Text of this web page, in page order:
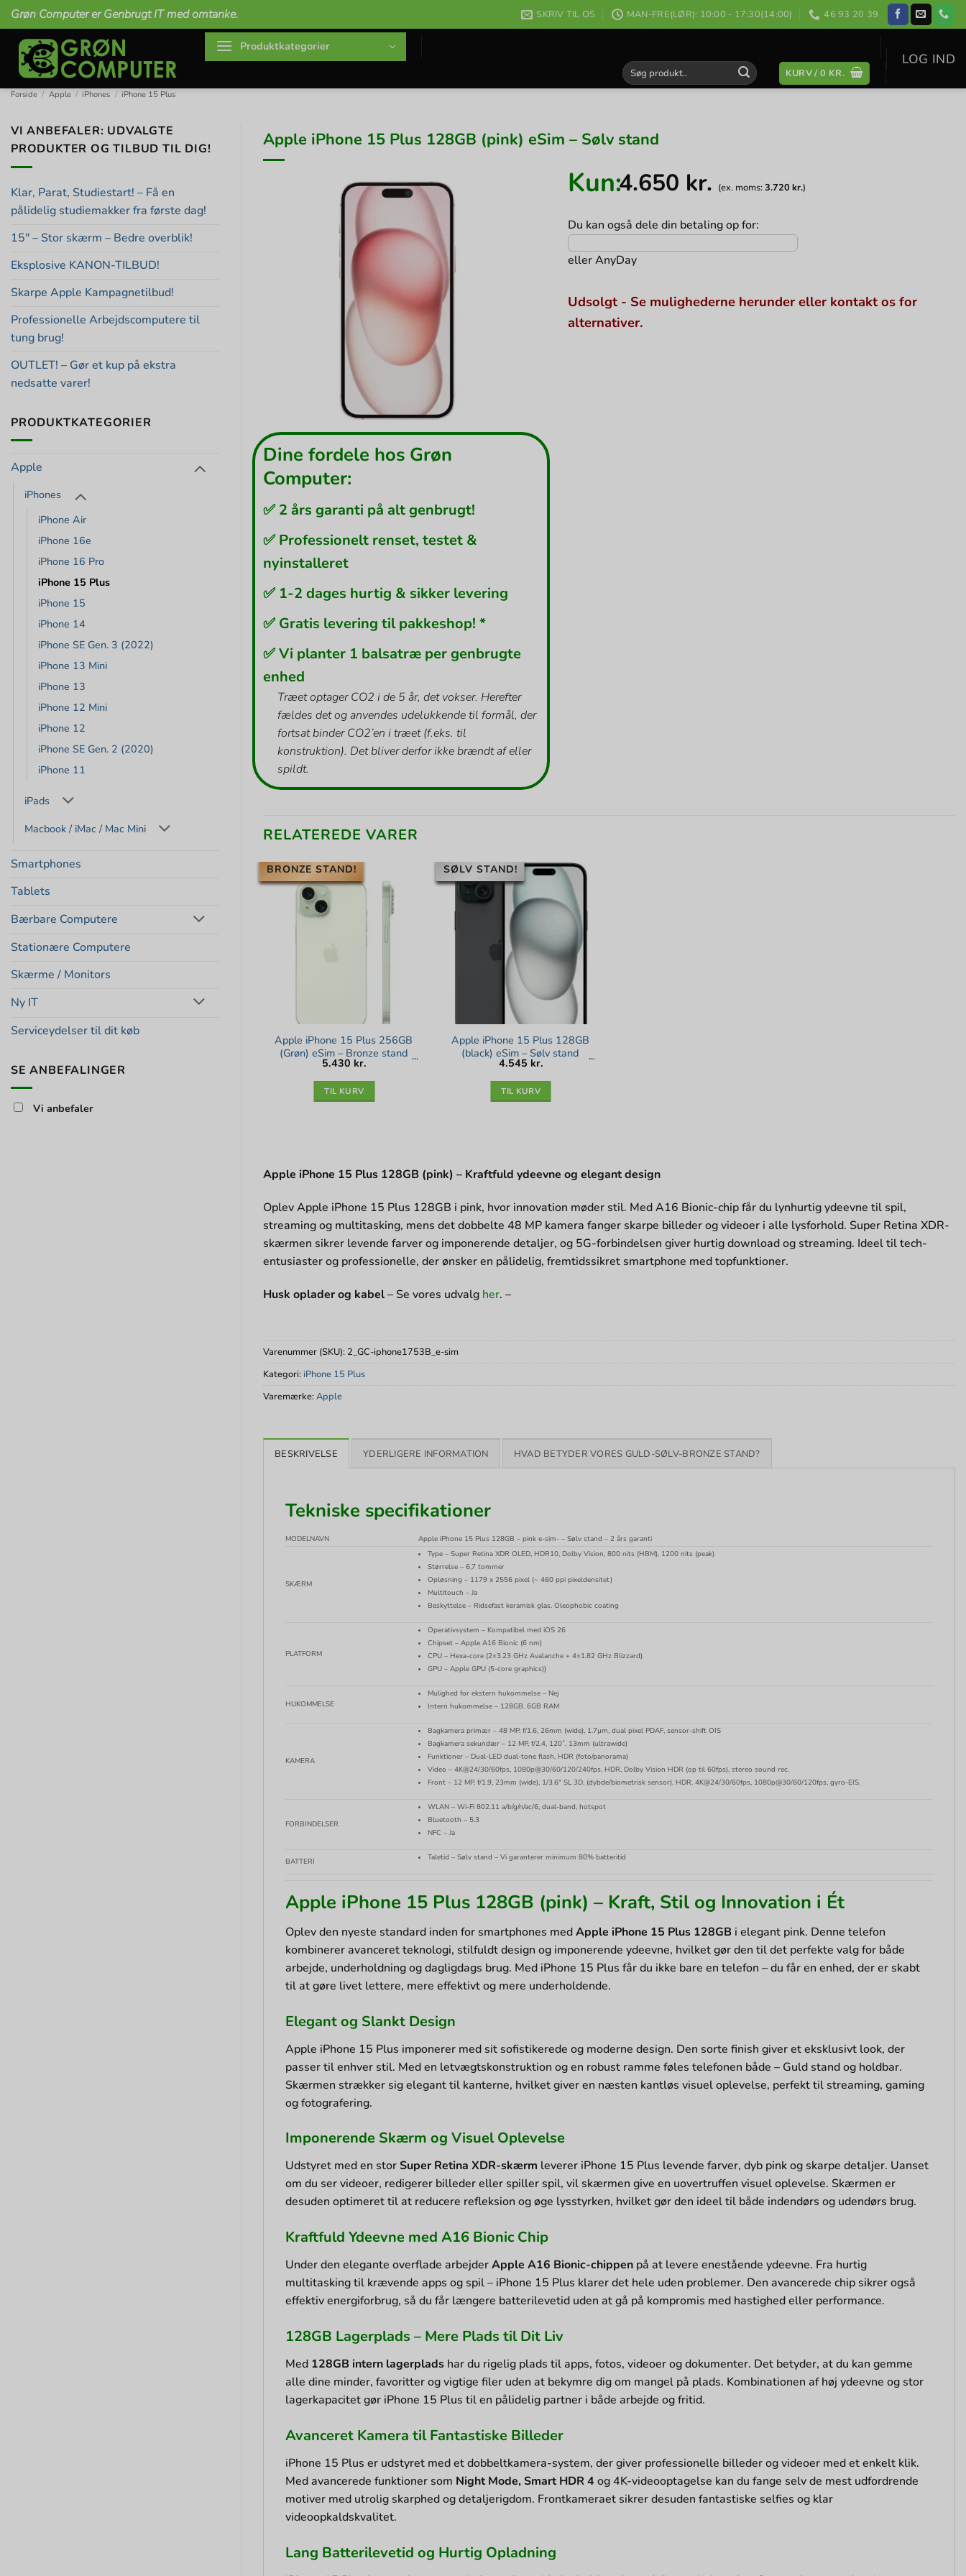
Fortsæt
til
indhold
Grøn Computer er Genbrugt IT med omtanke. SKRIV TIL OS MAN-FRE(LØR): 10:00 - 17:30(14:00) 46 93 20 39
Produktkategorier
Søg
efter:
KURV /0 KR.
LOG IND
Forside / Apple / iPhones / iPhone 15 Plus
VI ANBEFALER: UDVALGTE
PRODUKTER OG TILBUD TIL DIG!
Klar, Parat, Studiestart! – Få en
pålidelig studiemakker fra første dag!
15″ – Stor skærm – Bedre overblik!
Eksplosive KANON-TILBUD!
Skarpe Apple Kampagnetilbud!
Professionelle Arbejdscomputere til
tung brug!
OUTLET! – Gør et kup på ekstra
nedsatte varer!
PRODUKTKATEGORIER
Apple
iPhones
iPhone Air
iPhone 16e
iPhone 16 Pro
iPhone 15 Plus
iPhone 15
iPhone 14
iPhone SE Gen. 3 (2022)
iPhone 13 Mini
iPhone 13
iPhone 12 Mini
iPhone 12
iPhone SE Gen. 2 (2020)
iPhone 11
iPads
Macbook / iMac / Mac Mini
Smartphones
Tablets
Bærbare Computere
Stationære Computere
Skærme / Monitors
Ny IT
Serviceydelser til dit køb
SE ANBEFALINGER
Vi anbefaler
Apple iPhone 15 Plus 128GB (pink) eSim – Sølv stand
Dine fordele hos Grøn
Computer:
✅ 2 års garanti på alt genbrugt!
✅ Professionelt renset, testet &
nyinstalleret
✅ 1-2 dages hurtig & sikker levering
✅ Gratis levering til pakkeshop! *
✅ Vi planter 1 balsatræ per genbrugte
enhed
Træet optager CO2 i de 5 år, det vokser. Herefter
fældes det og anvendes udelukkende til formål, der
fortsat binder CO2’en i træet (f.eks. til
konstruktion). Det bliver derfor ikke brændt af eller
spildt.
Kun:4.650 kr. (ex. moms:3.720kr.)
Du kan også dele din betaling op for:
ellerAnyDay
Udsolgt - Se mulighederne herunder eller kontakt os for
alternativer.
RELATEREDE VARER
BRONZE STAND!
Apple iPhone 15 Plus 256GB
(Grøn) eSim – Bronze stand
5.430 kr.
TIL KURV
SØLV STAND!
Apple iPhone 15 Plus 128GB
(black) eSim – Sølv stand
4.545 kr.
TIL KURV
Apple iPhone 15 Plus 128GB (pink) – Kraftfuld ydeevne og elegant design
Oplev Apple iPhone 15 Plus 128GB i pink, hvor innovation møder stil. Med A16 Bionic-chip får du lynhurtig ydeevne til spil,
streaming og multitasking, mens det dobbelte 48 MP kamera fanger skarpe billeder og videoer i alle lysforhold. Super Retina XDR-
skærmen sikrer levende farver og imponerende detaljer, og 5G-forbindelsen giver hurtig download og streaming. Ideel til tech-
entusiaster og professionelle, der ønsker en pålidelig, fremtidssikret smartphone med topfunktioner.
Husk oplader og kabel– Se vores udvalg her. –
Varenummer (SKU): 2_GC-iphone1753B_e-sim
Kategori: iPhone 15 Plus
Varemærke:Apple
BESKRIVELSE YDERLIGERE INFORMATION HVAD BETYDER VORES GULD-SØLV-BRONZE STAND?
Tekniske specifikationer
MODELNAVN Apple iPhone 15 Plus 128GB – pink e-sim- – Sølv stand – 2 års garanti
SKÆRM
Type – Super Retina XDR OLED, HDR10, Dolby Vision, 800 nits (HBM), 1200 nits (peak)
Størrelse – 6,7 tommer
Opløsning – 1179 x 2556 pixel (~ 460 ppi pixeldensitet)
Multitouch – Ja
Beskyttelse – Ridsefast keramisk glas. Oleophobic coating
PLATFORM
Operativsystem – Kompatibel med iOS 26
Chipset – Apple A16 Bionic (6 nm)
CPU – Hexa-core (2×3.23 GHz Avalanche + 4×1.82 GHz Blizzard)
GPU – Apple GPU (5-core graphics))
HUKOMMELSE
Mulighed for ekstern hukommelse – Nej
Intern hukommelse – 128GB. 6GB RAM
KAMERA
Bagkamera primær – 48 MP, f/1.6, 26mm (wide), 1.7µm, dual pixel PDAF, sensor-shift OIS
Bagkamera sekundær – 12 MP, f/2.4, 120˚, 13mm (ultrawide)
Funktioner – Dual-LED dual-tone flash, HDR (foto/panorama)
Video – 4K@24/30/60fps, 1080p@30/60/120/240fps, HDR, Dolby Vision HDR (op til 60fps), stereo sound rec.
Front – 12 MP, f/1.9, 23mm (wide), 1/3.6″ SL 3D, (dybde/biometrisk sensor). HDR. 4K@24/30/60fps, 1080p@30/60/120fps, gyro-EIS.
FORBINDELSER
WLAN – Wi-Fi 802.11 a/b/g/n/ac/6, dual-band, hotspot
Bluetooth – 5.3
NFC – Ja
BATTERI Taletid – Sølv stand – Vi garanterer minimum 80% batteritid
Apple iPhone 15 Plus 128GB (pink) – Kraft, Stil og Innovation i Ét
Oplev den nyeste standard inden for smartphones medApple iPhone 15 Plus 128GB i elegant pink. Denne telefon
kombinerer avanceret teknologi, stilfuldt design og imponerende ydeevne, hvilket gør den til det perfekte valg for både
arbejde, underholdning og dagligdags brug. Med iPhone 15 Plus får du ikke bare en telefon – du får en enhed, der er skabt
til at gøre livet lettere, mere effektivt og mere underholdende.
Elegant og Slankt Design
Apple iPhone 15 Plus imponerer med sit sofistikerede og moderne design. Den sorte finish giver et eksklusivt look, der
passer til enhver stil. Med en letvægtskonstruktion og en robust ramme føles telefonen både – Guld stand og holdbar.
Skærmen strækker sig elegant til kanterne, hvilket giver en næsten kantløs visuel oplevelse, perfekt til streaming, gaming
og fotografering.
Imponerende Skærm og Visuel Oplevelse
Udstyret med en storSuper Retina XDR-skærm leverer iPhone 15 Plus levende farver, dyb pink og skarpe detaljer. Uanset
om du ser videoer, redigerer billeder eller spiller spil, vil skærmen give en uovertruffen visuel oplevelse. Skærmen er
desuden optimeret til at reducere refleksion og øge lysstyrken, hvilket gør den ideel til både indendørs og udendørs brug.
Kraftfuld Ydeevne med A16 Bionic Chip
Under den elegante overflade arbejderApple A16 Bionic-chippen på at levere enestående ydeevne. Fra hurtig
multitasking til krævende apps og spil – iPhone 15 Plus klarer det hele uden problemer. Den avancerede chip sikrer også
effektiv energiforbrug, så du får længere batterilevetid uden at gå på kompromis med hastighed eller performance.
128GB Lagerplads – Mere Plads til Dit Liv
Med 128GB intern lagerplads har du rigelig plads til apps, fotos, videoer og dokumenter. Det betyder, at du kan gemme
alle dine minder, favoritter og vigtige filer uden at bekymre dig om mangel på plads. Kombinationen af høj ydeevne og stor
lagerkapacitet gør iPhone 15 Plus til en pålidelig partner i både arbejde og fritid.
Avanceret Kamera til Fantastiske Billeder
iPhone 15 Plus er udstyret med et dobbeltkamera-system, der giver professionelle billeder og videoer med et enkelt klik.
Med avancerede funktioner som Night Mode, Smart HDR 4og 4K-videooptagelse kan du fange selv de mest udfordrende
motiver med utrolig skarphed og detaljerigdom. Frontkameraet sikrer desuden fantastiske selfies og klar
videoopkaldskvalitet.
Lang Batterilevetid og Hurtig Opladning